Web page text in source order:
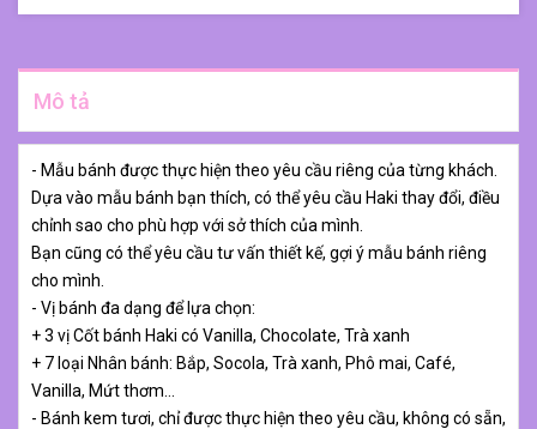
Mô tả
- Mẫu bánh được thực hiện theo yêu cầu riêng của từng khách.
Dựa vào mẫu bánh bạn thích, có thể yêu cầu Haki thay đổi, điều
chỉnh sao cho phù hợp với sở thích của mình.
Bạn cũng có thể yêu cầu tư vấn thiết kế, gợi ý mẫu bánh riêng
cho mình.
- Vị bánh đa dạng để lựa chọn:
+ 3 vị Cốt bánh Haki có Vanilla, Chocolate, Trà xanh
+ 7 loại Nhân bánh: Bắp, Socola, Trà xanh, Phô mai, Café,
Vanilla, Mứt thơm…
- Bánh kem tươi, chỉ được thực hiện theo yêu cầu, không có sẵn,